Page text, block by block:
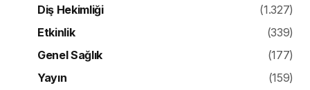
Diş Hekimliği
(1.327)
Etkinlik
(339)
Genel Sağlık
(177)
Yayın
(159)